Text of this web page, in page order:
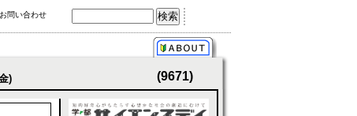
お問い合わせ
(9671)
)